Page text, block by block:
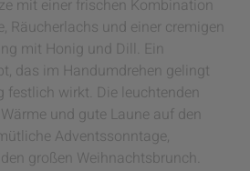
mit einer frischen Kombination
Räucherlachs und einer cremigen
mit Honig und Dill. Ein
das im Handumdrehen gelingt
wirkt. Die leuchtenden
und gute Laune auf den
Adventssonntage,
großen Weihnachtsbrunch.